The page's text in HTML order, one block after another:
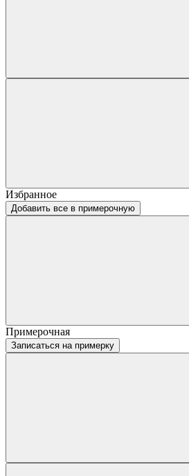
Избранное
Добавить все в примерочную
Примерочная
Записаться на примерку